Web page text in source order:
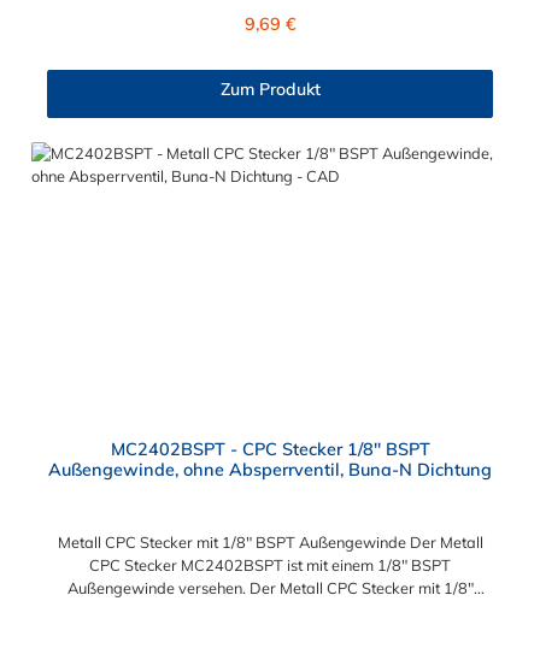
N. Das Verbindungsstück zur CPC Kupplung mit dem O-Ring,
Kupplungen der PMC-, PMC12- und MC- Serie kombinieren.
Regulärer Preis:
9,69 €
Zum Produkt
MC2402BSPT - CPC Stecker 1/8" BSPT
Außengewinde, ohne Absperrventil, Buna-N Dichtung
Metall CPC Stecker mit 1/8" BSPT Außengewinde Der Metall
CPC Stecker MC2402BSPT ist mit einem 1/8" BSPT
Außengewinde versehen. Der Metall CPC Stecker mit 1/8"